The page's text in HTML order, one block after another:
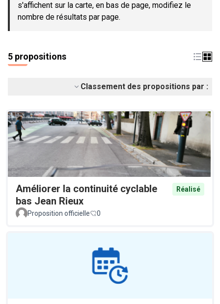
s'affichent sur la carte, en bas de page, modifiez le
nombre de résultats par page.
5 propositions
Classement des propositions par :
Améliorer la continuité cyclable
bas Jean Rieux
Réalisé
Proposition officielle 0